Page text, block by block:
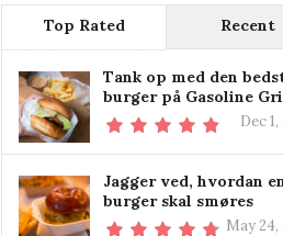
Top Rated Recent
Tank op med den
burger på Gasoline
Dec 1,
Jagger ved, hvordan
burger skal smøres
May 24,